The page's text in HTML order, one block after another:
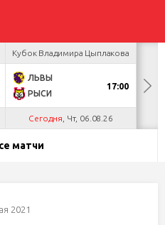
Кубок Владимира Цыплакова
ЛЬВЫ
РЫСИ
17:00
Сегодня , Чт, 06.08.26
матчи
2021